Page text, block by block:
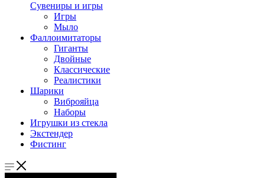
Сувениры и игры
Игры
Мыло
Фаллоимитаторы
Гиганты
Двойные
Классические
Реалистики
Шарики
Виброяйца
Наборы
Игрушки из стекла
Экстендер
Фистинг